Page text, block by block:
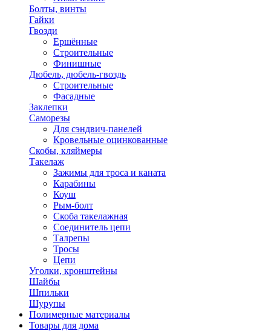
Болты, винты
Гайки
Гвозди
Ершённые
Строительные
Финишные
Дюбель, дюбель-гвоздь
Строительные
Фасадные
Заклепки
Саморезы
Для сэндвич-панелей
Кровельные оцинкованные
Скобы, кляймеры
Такелаж
Зажимы для троса и каната
Карабины
Коуш
Рым-болт
Скоба такелажная
Соединитель цепи
Талрепы
Тросы
Цепи
Уголки, кронштейны
Шайбы
Шпильки
Шурупы
Полимерные материалы
Товары для дома